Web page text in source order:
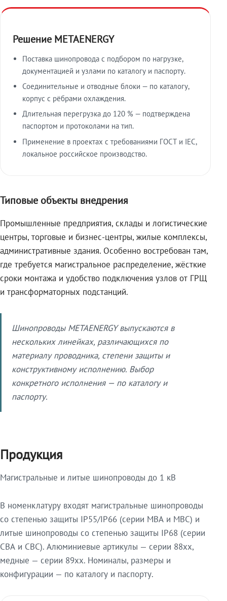
Решение METAENERGY
Поставка шинопровода с подбором по нагрузке,
документацией и узлами по каталогу и паспорту.
Соединительные и отводные блоки — по каталогу,
корпус с рёбрами охлаждения.
Длительная перегрузка до 120 % — подтверждена
паспортом и протоколами на тип.
Применение в проектах с требованиями ГОСТ и IEC,
локальное российское производство.
Типовые объекты внедрения
Промышленные предприятия, склады и логистические
центры, торговые и бизнес-центры, жилые комплексы,
административные здания. Особенно востребован там,
где требуется магистральное распределение, жёсткие
сроки монтажа и удобство подключения узлов от ГРЩ
и трансформаторных подстанций.
Шинопроводы METAENERGY выпускаются в
нескольких линейках, различающихся по
материалу проводника, степени защиты и
конструктивному исполнению. Выбор
конкретного исполнения — по каталогу и
паспорту.
Продукция
Магистральные и литые шинопроводы до 1 кВ
В номенклатуру входят магистральные шинопроводы
со степенью защиты IP55/IP66 (серии МВА и МВС) и
литые шинопроводы со степенью защиты IP68 (серии
СВА и СВС). Алюминиевые артикулы — серии 88xx,
медные — серии 89xx. Номиналы, размеры и
конфигурации — по каталогу и паспорту.